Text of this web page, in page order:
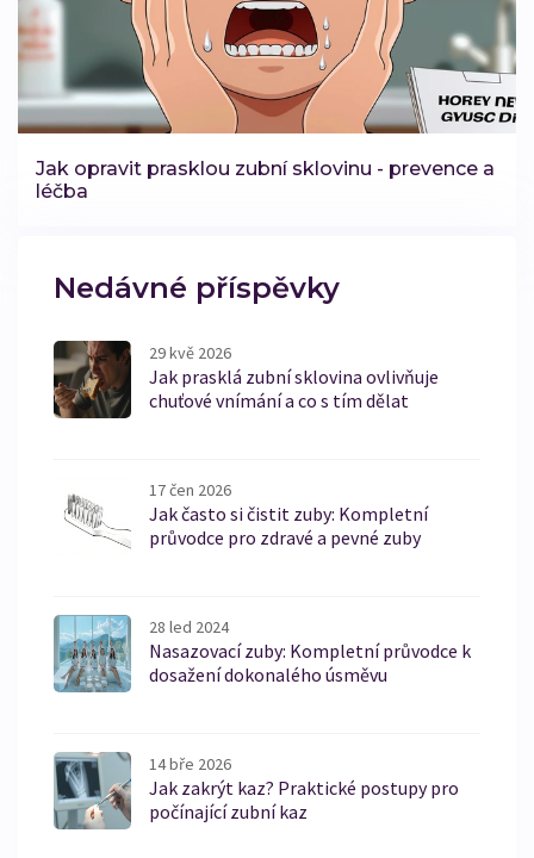
Jak opravit prasklou zubní sklovinu - prevence a
léčba
Nedávné příspěvky
29 kvě 2026
Jak prasklá zubní sklovina ovlivňuje
chuťové vnímání a co s tím dělat
17 čen 2026
Jak často si čistit zuby: Kompletní
průvodce pro zdravé a pevné zuby
28 led 2024
Nasazovací zuby: Kompletní průvodce k
dosažení dokonalého úsměvu
14 bře 2026
Jak zakrýt kaz? Praktické postupy pro
počínající zubní kaz